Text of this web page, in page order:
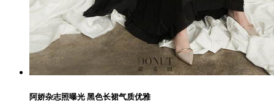
阿娇杂志照曝光 黑色长裙气质优雅